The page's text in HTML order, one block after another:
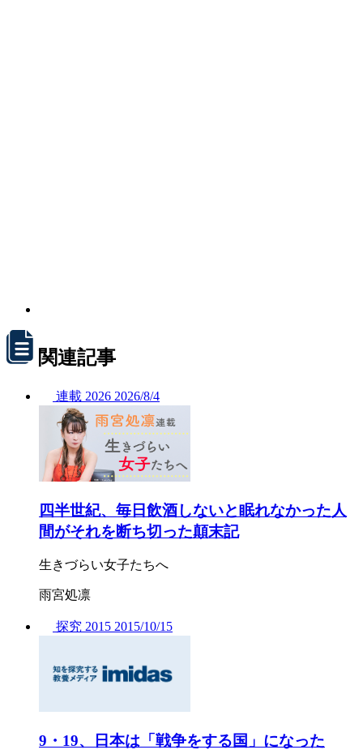
関連記事
連載 2026 2026/8/4
四半世紀、毎日飲酒しないと眠れなかった人
間がそれを断ち切った顛末記
生きづらい女子たちへ
雨宮処凛
探究 2015 2015/10/15
9・19、日本は「戦争をする国」になった